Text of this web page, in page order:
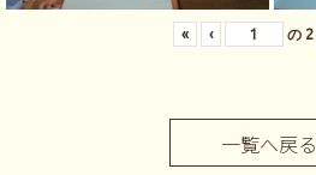
« ‹ の 2
一覧へ戻る